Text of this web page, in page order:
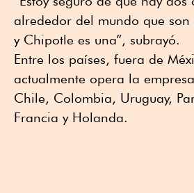
alrededor del mundo que
y Chipotle es una”, subrayó.
Entre los países, fuera de
actualmente opera la
Chile, Colombia, Uruguay,
Francia y Holanda.